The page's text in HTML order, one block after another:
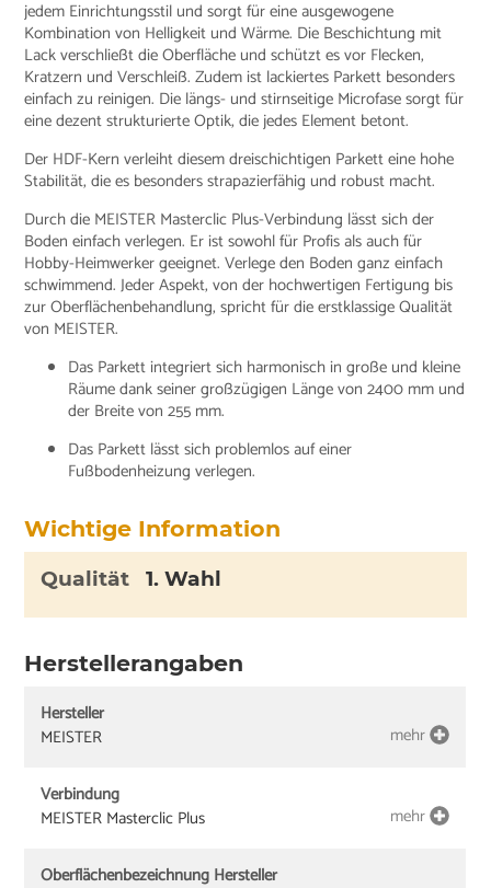
jedem Einrichtungsstil und sorgt für eine ausgewogene
Kombination von Helligkeit und Wärme. Die Beschichtung mit
Lack verschließt die Oberfläche und schützt es vor Flecken,
Kratzern und Verschleiß. Zudem ist lackiertes Parkett besonders
einfach zu reinigen. Die längs- und stirnseitige Microfase sorgt für
eine dezent strukturierte Optik, die jedes Element betont.
Der HDF-Kern verleiht diesem dreischichtigen Parkett eine hohe
Stabilität, die es besonders strapazierfähig und robust macht.
Durch die MEISTER Masterclic Plus-Verbindung lässt sich der
Boden einfach verlegen. Er ist sowohl für Profis als auch für
Hobby-Heimwerker geeignet. Verlege den Boden ganz einfach
schwimmend. Jeder Aspekt, von der hochwertigen Fertigung bis
zur Oberflächenbehandlung, spricht für die erstklassige Qualität
von MEISTER.
Das Parkett integriert sich harmonisch in große und kleine
Räume dank seiner großzügigen Länge von 2400 mm und
der Breite von 255 mm.
Das Parkett lässt sich problemlos auf einer
Fußbodenheizung verlegen.
Wichtige Information
Qualität 1. Wahl
Herstellerangaben
Hersteller
MEISTER
mehr
Verbindung
MEISTER Masterclic Plus
mehr
Oberflächenbezeichnung Hersteller